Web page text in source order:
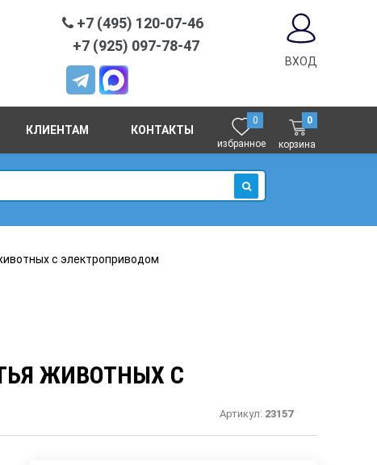
+7 (495) 120-07-46
+7 (925) 097-78-47
ВХОД
КЛИЕНТАМ КОНТАКТЫ
0
избранное
0
корзина
ИСКАТЬ
с электроприводом
ЖИВОТНЫХ С
Артикул: 23157